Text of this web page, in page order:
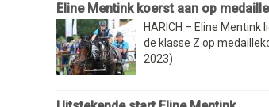
Eline Mentink koerst aan op medaille
HARICH – Eline
de klasse Z op
2023)